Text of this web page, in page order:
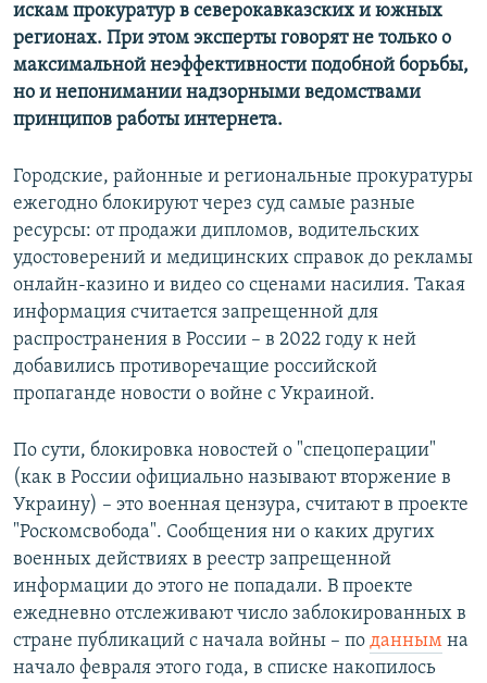
искам прокуратур в северокавказских и южных
регионах. При этом эксперты говорят не только о
максимальной неэффективности подобной борьбы,
но и непонимании надзорными ведомствами
принципов работы интернета.
Городские, районные и региональные прокуратуры
ежегодно блокируют через суд самые разные
ресурсы: от продажи дипломов, водительских
удостоверений и медицинских справок до рекламы
онлайн-казино и видео со сценами насилия. Такая
информация считается запрещенной для
распространения в России – в 2022 году к ней
добавились противоречащие российской
пропаганде новости о войне с Украиной.
По сути, блокировка новостей о "спецоперации"
(как в России официально называют вторжение в
Украину) – это военная цензура, считают в проекте
"Роскомсвобода". Сообщения ни о каких других
военных действиях в реестр запрещенной
информации до этого не попадали. В проекте
ежедневно отслеживают число заблокированных в
стране публикаций с начала войны – по данным на
начало февраля этого года, в списке накопилось